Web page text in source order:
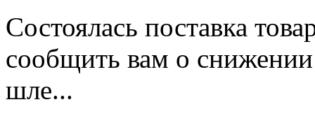
Состоялась поставка
сообщить вам о
шле...